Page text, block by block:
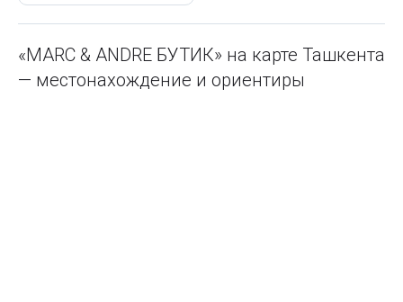
«MARC & ANDRE БУТИК» на карте Ташкента
— местонахождение и ориентиры